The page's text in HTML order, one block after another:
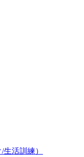
活訓練）